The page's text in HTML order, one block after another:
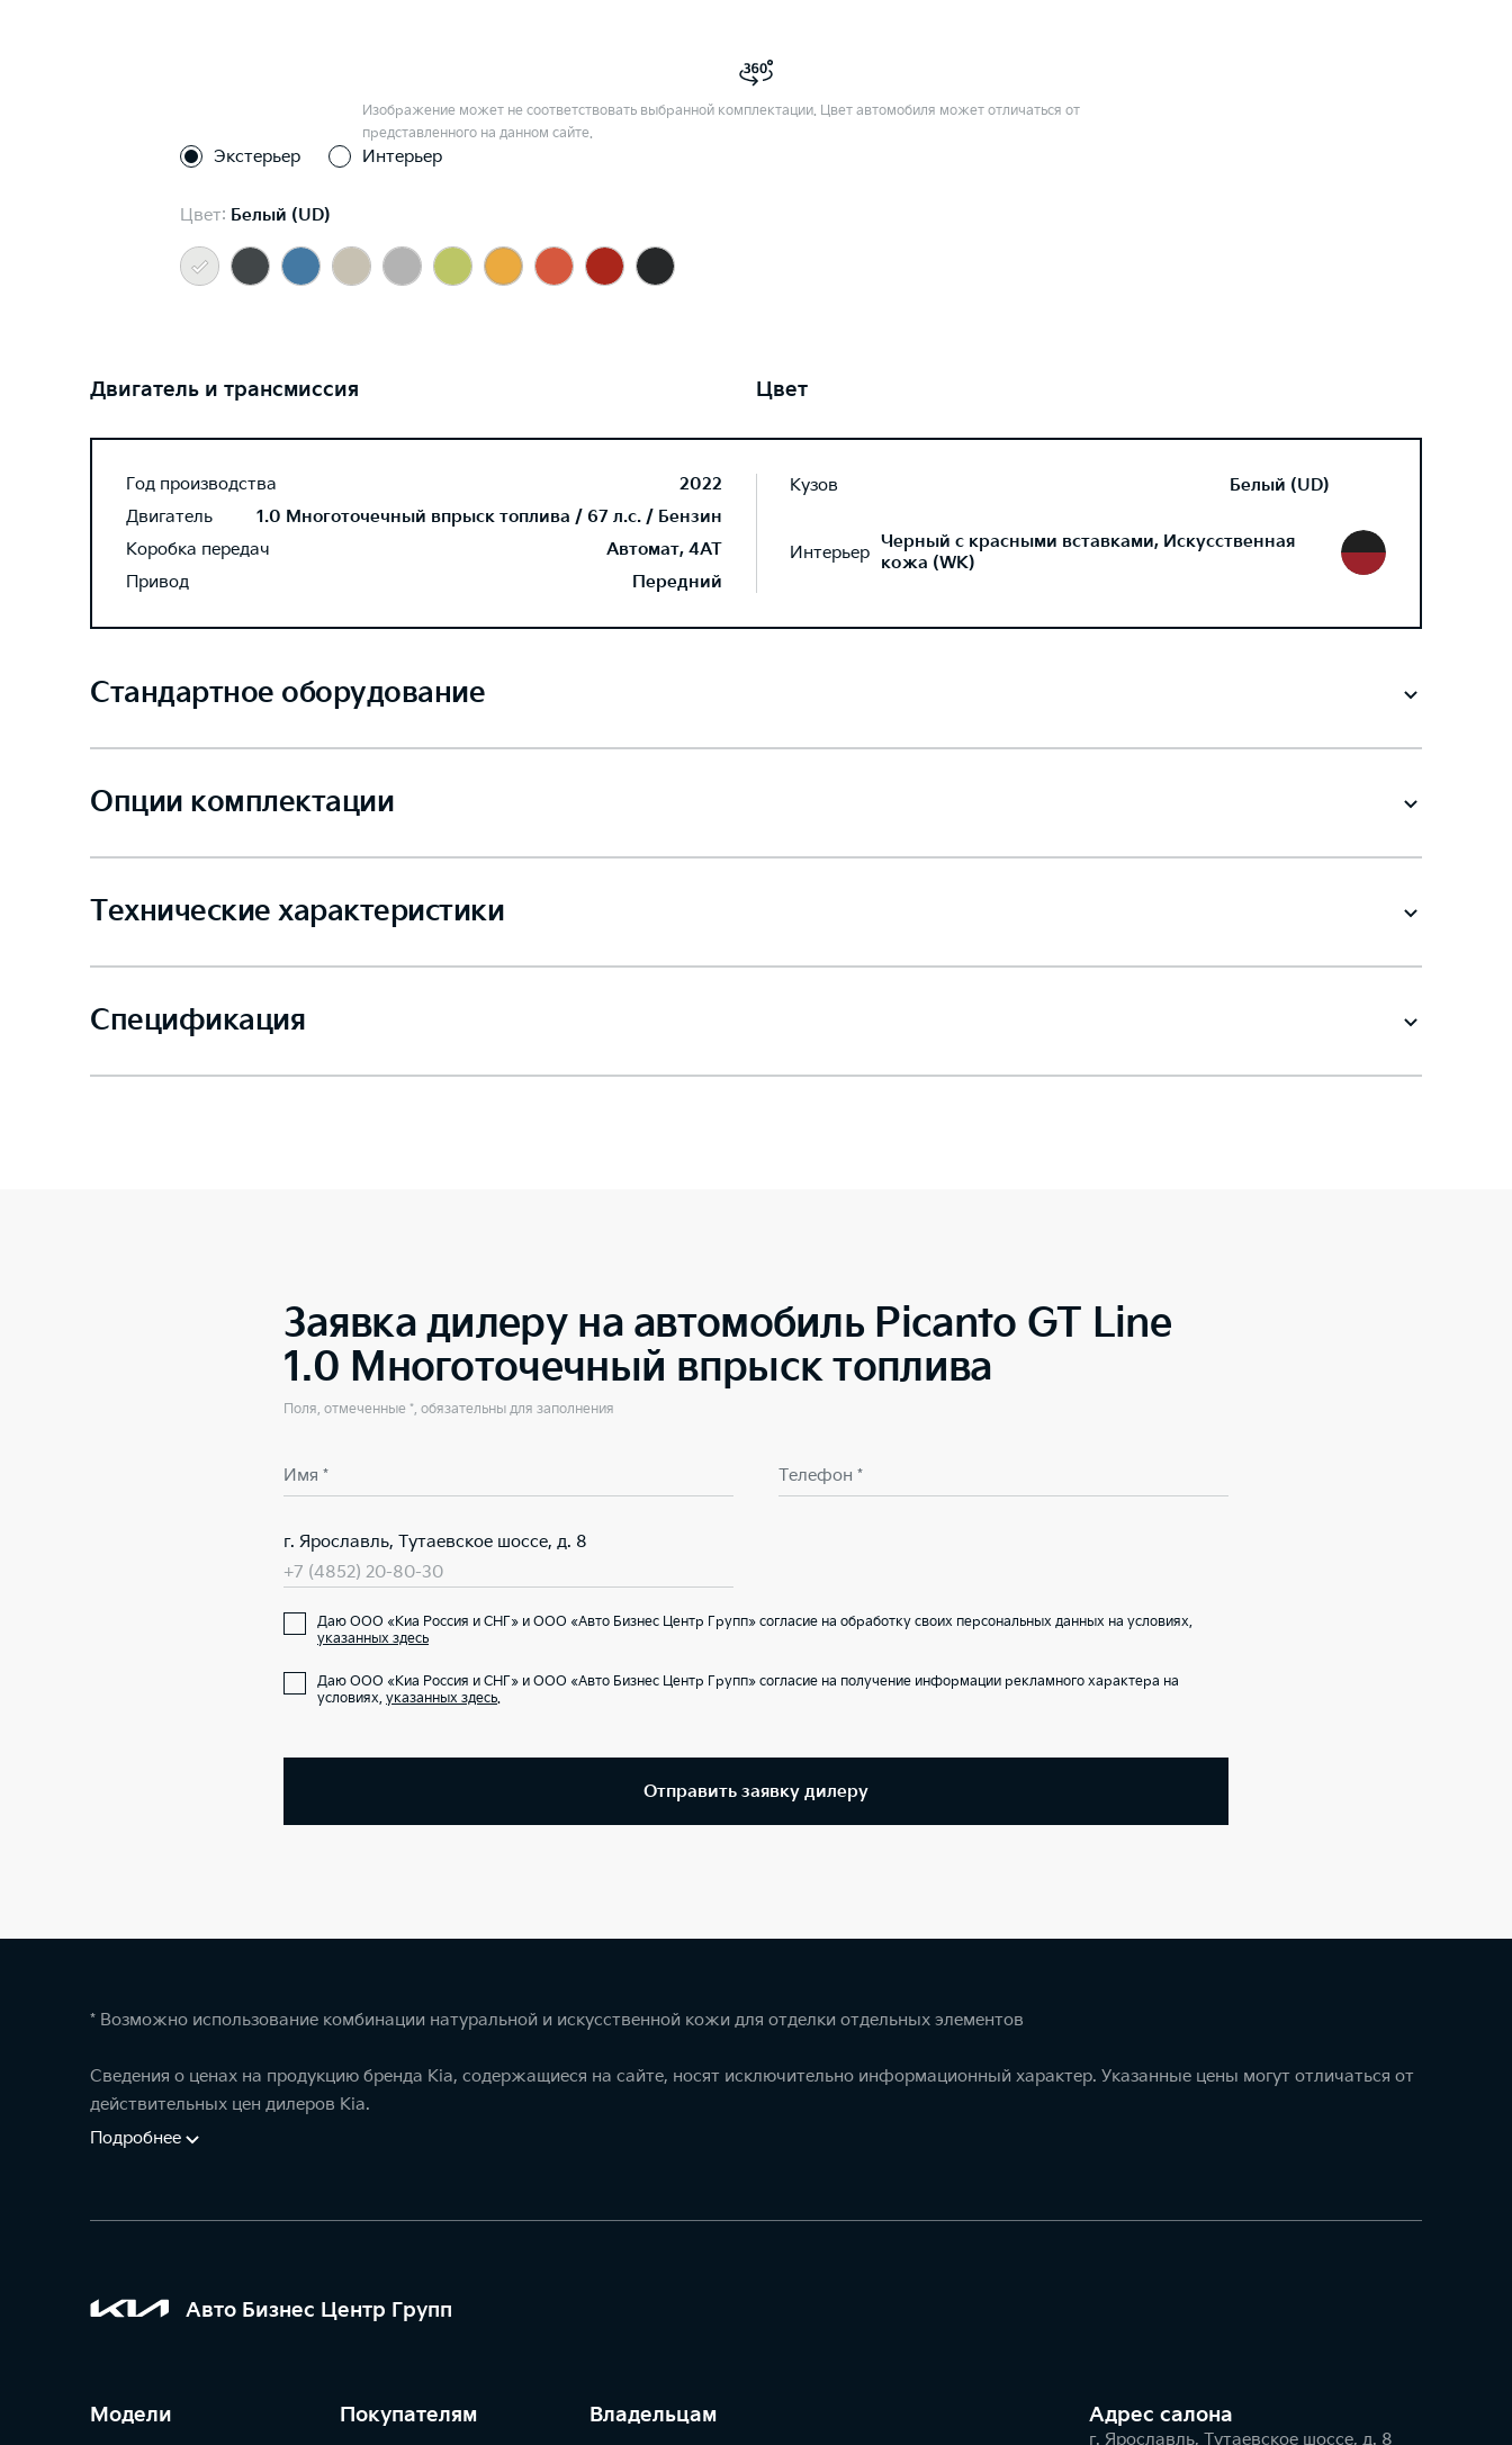
Изображение может не соответствовать выбранной комплектации. Цвет автомобиля может отличаться от
представленного на данном сайте.
Экстерьер Интерьер
Цвет: Белый (UD)
Двигатель и трансмиссия
Год производства
2022
Двигатель
1.0 Многоточечный впрыск топлива / 67 л.с. / Бензин
Коробка передач
Автомат, 4AT
Привод
Передний
Цвет
Кузов Белый (UD)
Интерьер Черный с красными вставками, Искусственная
кожа (WK)
Стандартное оборудование
Опции комплектации
Технические характеристики
Спецификация
Заявка дилеру на автомобиль Picanto GT Line
1.0 Многоточечный впрыск топлива
Поля, отмеченные *, обязательны для заполнения
Имя * Телефон *
г. Ярославль, Тутаевское шоссе, д. 8
+7 (4852) 20-80-30
Даю ООО «Киа Россия и СНГ» и ООО «Авто Бизнес Центр Групп» согласие на обработку своих персональных данных на условиях,
указанных здесь
Даю ООО «Киа Россия и СНГ» и ООО «Авто Бизнес Центр Групп» согласие на получение информации рекламного характера на
условиях, указанных здесь.
Отправить заявку дилеру
* Возможно использование комбинации натуральной и искусственной кожи для отделки отдельных элементов
Сведения о ценах на продукцию бренда Kia, содержащиеся на сайте, носят исключительно информационный характер. Указанные цены могут отличаться от
действительных цен дилеров Kia.
Подробнее
Авто Бизнес Центр Групп
Модели Покупателям Владельцам Адрес салонa
г. Ярославль, Тутаевское шоссе, д. 8